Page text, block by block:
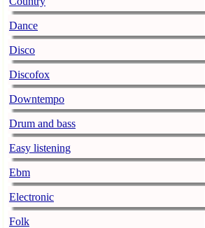
Dance
Disco
Discofox
Downtempo
Drum and bass
Easy listening
Ebm
Electronic
Folk